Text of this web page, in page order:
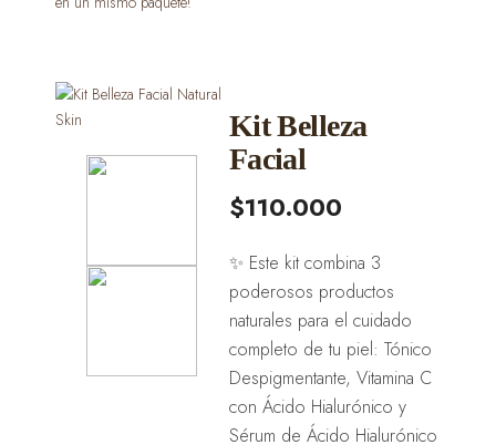
Kit Belleza
Facial
$110.000
✨ Este kit combina 3
poderosos productos
naturales para el cuidado
completo de tu piel: Tónico
Despigmentante, Vitamina C
con Ácido Hialurónico y
Sérum de Ácido Hialurónico